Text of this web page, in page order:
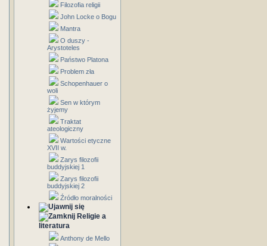
Filozofia religii
John Locke o Bogu
Mantra
O duszy -
Arystoteles
Państwo Platona
Problem zła
Schopenhauer o
woli
Sen w którym
żyjemy
Traktat
ateologiczny
Wartości etyczne
XVII w.
Zarys filozofii
buddyjskiej 1
Zarys filozofii
buddyjskiej 2
Źródło moralności
Religie a
literatura
Anthony de Mello